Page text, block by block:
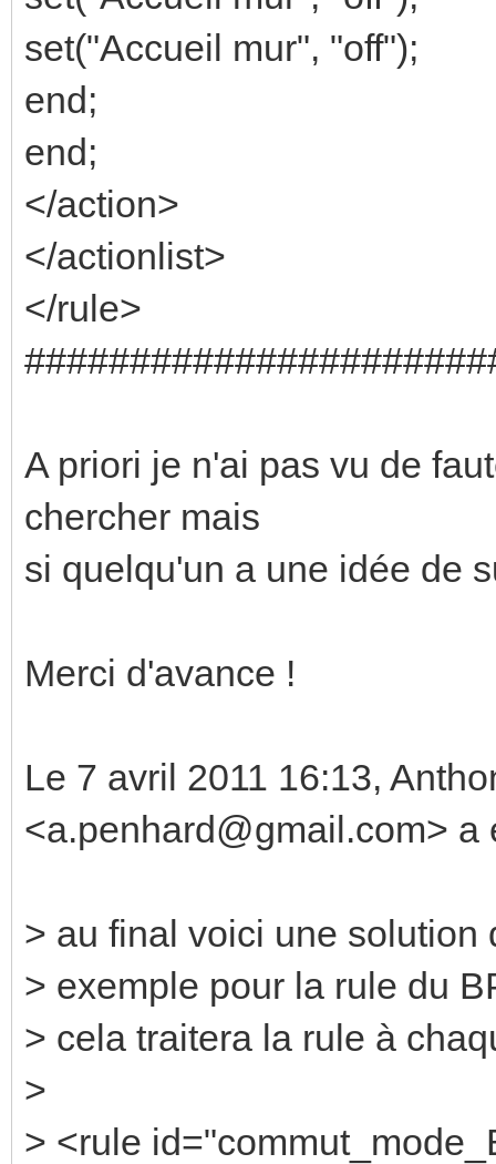
set("Accueil mur", "off");
end;
end;
</action>
</actionlist>
</rule>
A priori je n'ai pas vu de
chercher mais
si quelqu'un a une idée de
Merci d'avance !
Le 7 avril 2011 16:13,
<a.penhard@gmail.com> a
> au final voici une solution
> exemple pour la rule du
> cela traitera la rule à
>
> <rule